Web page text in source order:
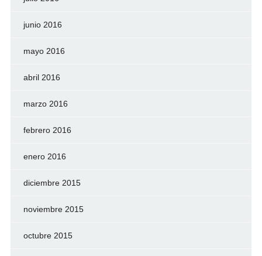
junio 2016
mayo 2016
abril 2016
marzo 2016
febrero 2016
enero 2016
diciembre 2015
noviembre 2015
octubre 2015